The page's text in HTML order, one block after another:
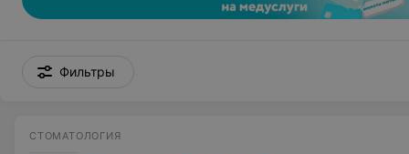
Фильтры
СТОМАТОЛОГИЯ